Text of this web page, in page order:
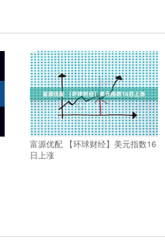
富源优配 【环球财经】美元指数16
日上涨